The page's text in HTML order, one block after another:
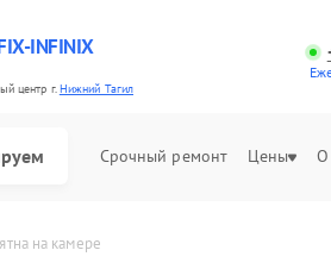
INFINIX
центр г.Нижний Тагил
Срочный ремонт Цены О
на камере